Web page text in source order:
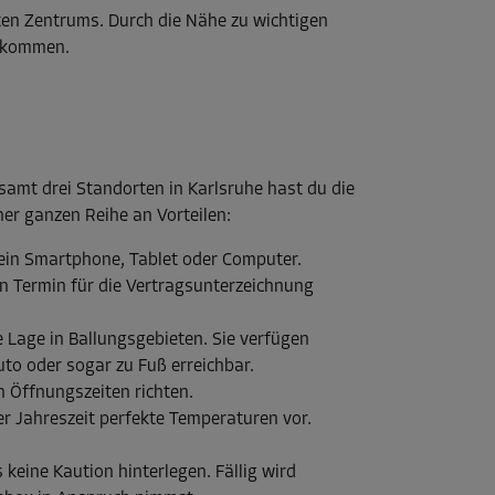
Zentrums. Durch die Nähe zu wichtigen
drei Standorten in Karlsruhe hast du die
ganzen Reihe an Vorteilen:
Smartphone, Tablet oder Computer.
Termin für die Vertragsunterzeichnung
in Ballungsgebieten. Sie verfügen
oder sogar zu Fuß erreichbar.
Öffnungszeiten richten.
Jahreszeit perfekte Temperaturen vor.
keine Kaution hinterlegen. Fällig wird